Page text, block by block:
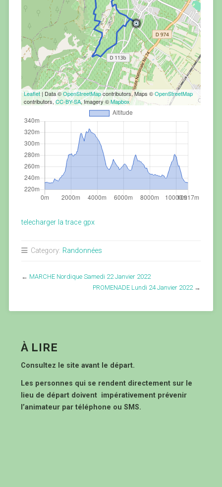
Leaflet| Data ©OpenStreetMapcontributors, Maps ©OpenStreetMap
contributors, CC-BY-SA, Imagery ©Mapbox
telecharger la trace gpx
Category: Randonnées
← MARCHE Nordique Samedi 22 Janvier 2022
PROMENADE Lundi 24 Janvier 2022→
À LIRE
Consultez le site avant le départ.
Les personnes qui se rendent directement sur le
lieu de départ doivent impérativement prévenir
l’animateur par téléphone ou SMS.